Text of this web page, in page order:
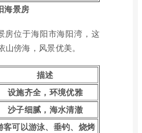
海景房
房位于海阳市海阳湾，这
山傍海，风景优美。
描述
设施齐全，环境优雅
沙子细腻，海水清澈
客可以游泳、垂钓、烧烤